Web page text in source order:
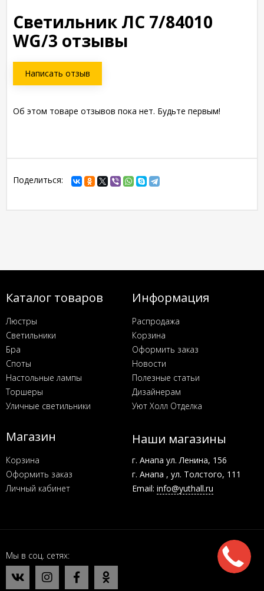
Светильник ЛC 7/84010
WG/3 отзывы
Написать отзыв
Об этом товаре отзывов пока нет. Будьте первым!
Поделиться:
Каталог товаров
Люстры
Светильники
Бра
Споты
Настольные лампы
Торшеры
Уличные светильники
Информация
Распродажа
Корзина
Оформить заказ
Новости
Полезные статьи
Дизайнерам
Уют Холл Отделка
Магазин
Корзина
Оформить заказ
Личный кабинет
Наши магазины
г. Анапа ул. Ленина, 156
г. Анапа , ул. Толстого, 111
Email: info@yuthall.ru
Мы в соц. сетях